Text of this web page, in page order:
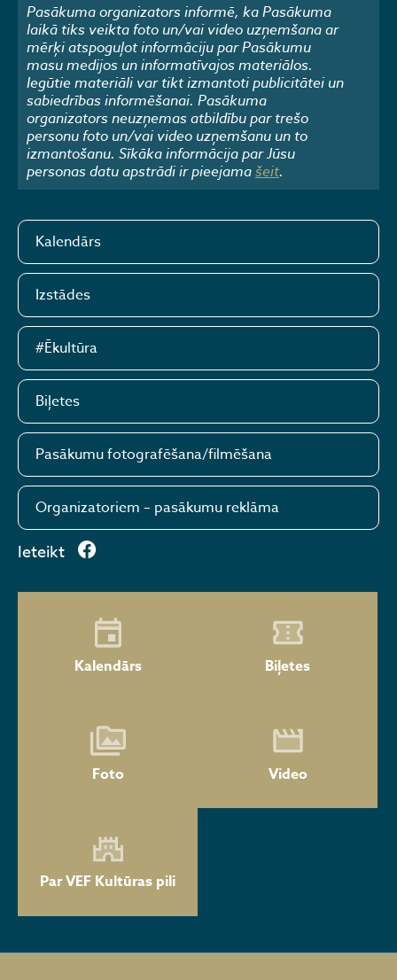
Pasākuma organizators informē, ka Pasākuma
laikā tiks veikta foto un/vai video uzņemšana ar
mērķi atspoguļot informāciju par Pasākumu
masu medijos un informatīvajos materiālos.
Iegūtie materiāli var tikt izmantoti publicitātei un
sabiedrības informēšanai. Pasākuma
organizators neuzņemas atbildību par trešo
personu foto un/vai video uzņemšanu un to
izmantošanu. Sīkāka informācija par Jūsu
personas datu apstrādi ir pieejamašeit.
Kalendārs
Izstādes
#Ēkultūra
Biļetes
Pasākumu fotografēšana/filmēšana
Organizatoriem – pasākumu reklāma
Ieteikt
Kalendārs Biļetes
Foto Video
Par VEF Kultūras pili